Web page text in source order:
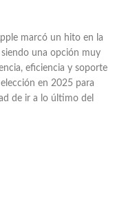
marcó un hito en la
una opción muy
eficiencia y soporte
en 2025 para
de ir a lo último del